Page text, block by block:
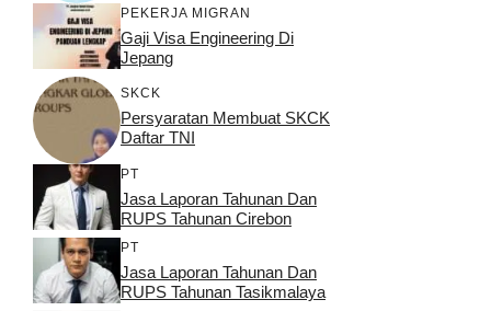
PEKERJA MIGRAN
Gaji Visa Engineering Di
Jepang
SKCK
Persyaratan Membuat SKCK
Daftar TNI
PT
Jasa Laporan Tahunan Dan
RUPS Tahunan Cirebon
PT
Jasa Laporan Tahunan Dan
RUPS Tahunan Tasikmalaya